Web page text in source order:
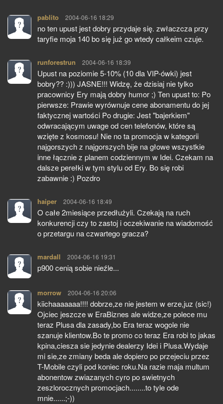
pablito pisze:
2004-06-16 18:29
no ten upust jest dobry przydaje się. zwłaczcza przy
taryfie moja 140 bo się już go wtedy całkeim czuje.
runforestrun pisze:
2004-06-16 18:39
Upust na poziomie 5-10% (10 dla VIP-ówki) jest
bobry?? :))) JASNE!!! Widzę, że dzisiaj nie tylko
pracownicy Ery mają dobry humor ;) Ten upust to: Po
pierwsze: Prawie wyrównuje cene abonamentu do jej
faktycznej wartości Po drugie: Jest "bajerkiem"
odwracającym uwage od cen telefonów, które są
wzięte z kosmosu! Nie no ta promocja w kategorii
najgorszych z najgorszych bije na głowe wszystkie
inne łącznie z planem codziennym w Idei. Czekam na
dalsze perełki w tym stylu od Ery. Bo się robi
zabawnie :) Pozdro
haiper pisze:
2004-06-16 18:49
O całe 2miesiące przedłużyli. Czekają na ruch
konkurencji czy to zastoj i oczekiwanie na wiadomość
o przetargu na czwartego gracza?
mardall pisze:
2004-06-16 19:31
p900 cenią sobie nieźle...
morrow pisze:
2004-06-16 20:06
kiichaaaaaaa!!!! dobrze,ze nie jestem w erze,juz (sic!)
Ojciec jeszcze w EraBiznes ale widze,ze polece mu
teraz Plusa dla zasady,bo Era teraz wogole nie
szanuje klientow.Bo te promo co teraz Era robi to jakas
kpina,ciesza sie jedynie dealerzy Idei i Plusa.Wydaje
mi sie,ze zmiany beda ale dopiero po przejeciu przez
T-Mobile czyli pod koniec roku.Na razie maja multum
abonentow zwiazanych cyro po swietnych
zeszlorocznych promocjach........to tyle ode
mnie......;-))